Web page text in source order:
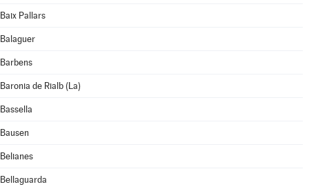
Baix Pallars
Balaguer
Barbens
Baronia de Rialb (La)
Bassella
Bausen
Belianes
Bellaguarda